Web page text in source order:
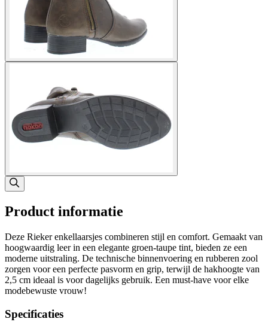
Product informatie
Deze Rieker enkellaarsjes combineren stijl en comfort. Gemaakt van
hoogwaardig leer in een elegante groen-taupe tint, bieden ze een
moderne uitstraling. De technische binnenvoering en rubberen zool
zorgen voor een perfecte pasvorm en grip, terwijl de hakhoogte van
2,5 cm ideaal is voor dagelijks gebruik. Een must-have voor elke
modebewuste vrouw!
Specificaties